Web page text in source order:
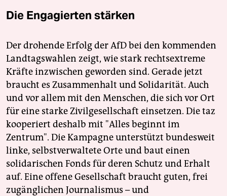
Die Engagierten stärken
Der drohende Erfolg der AfD bei den kommenden
Landtagswahlen zeigt, wie stark rechtsextreme
Kräfte inzwischen geworden sind. Gerade jetzt
braucht es Zusammenhalt und Solidarität. Auch
und vor allem mit den Menschen, die sich vor Ort
für eine starke Zivilgesellschaft einsetzen. Die taz
kooperiert deshalb mit "Alles beginnt im
Zentrum". Die Kampagne unterstützt bundesweit
linke, selbstverwaltete Orte und baut einen
solidarischen Fonds für deren Schutz und Erhalt
auf. Eine offene Gesellschaft braucht guten, frei
zugänglichen Journalismus – und